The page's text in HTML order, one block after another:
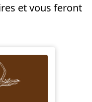
et vous feront